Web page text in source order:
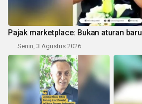
Pajak marketplace: Bukan aturan baru
Senin, 3 Agustus 2026